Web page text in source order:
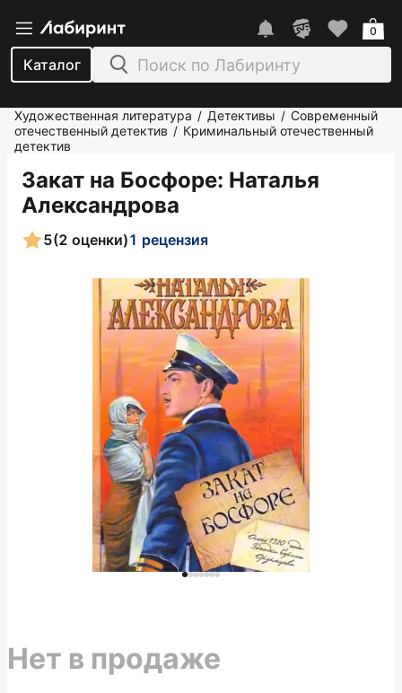
Каталог
0
Художественная литература / Детективы / Современный
отечественный детектив / Криминальный отечественный
детектив
Закат на Босфоре: Наталья
Александрова
5(2 оценки)1 рецензия
Нет в продаже